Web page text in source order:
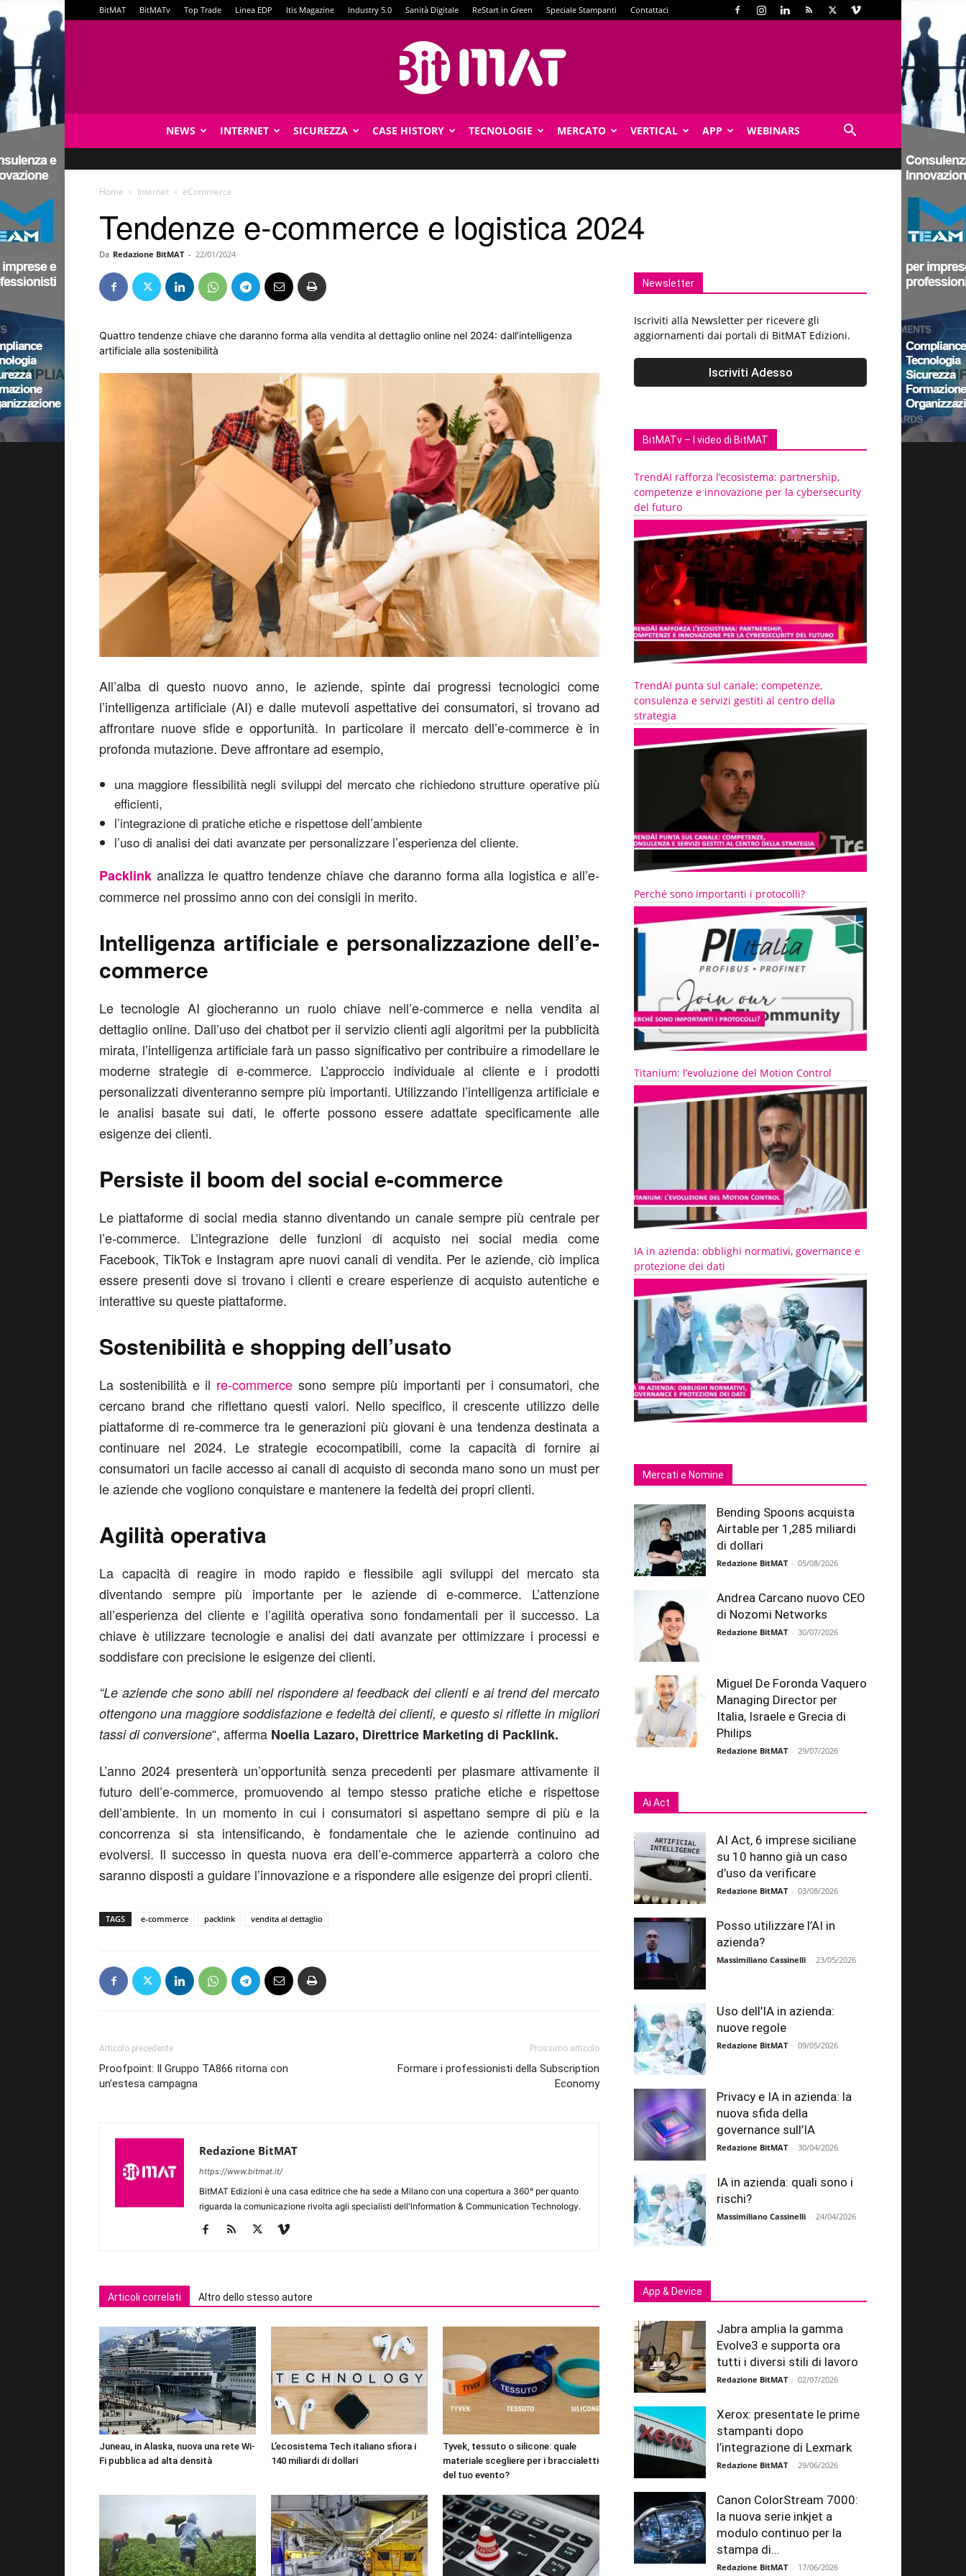
BitMAT BitMATv Top Trade Linea EDP Itis Magazine Industry 5.0 Sanità Digitale ReStart in Green Speciale Stampanti Contattaci
NEWS INTERNET SICUREZZA CASE HISTORY TECNOLOGIE MERCATO VERTICAL APP WEBINARS
Home Internet eCommerce
Tendenze e-commerce e logistica 2024
Da Redazione BitMAT - 22/01/2024
Quattro tendenze chiave che daranno forma alla vendita al dettaglio online nel 2024: dall’intelligenza
artificiale alla sostenibilità
All’alba di questo nuovo anno, le aziende, spinte dai progressi tecnologici come
l’intelligenza artificiale (AI) e dalle mutevoli aspettative dei consumatori, si trovano ad
affrontare nuove sfide e opportunità. In particolare il mercato dell’e-commerce è in
profonda mutazione. Deve affrontare ad esempio,
una maggiore flessibilità negli sviluppi del mercato che richiedono strutture operative più
efficienti,
l’integrazione di pratiche etiche e rispettose dell’ambiente
l’uso di analisi dei dati avanzate per personalizzare l’esperienza del cliente.
Packlink analizza le quattro tendenze chiave che daranno forma alla logistica e all’e-
commerce nel prossimo anno con dei consigli in merito.
Intelligenza artificiale e personalizzazione dell’e-
commerce
Le tecnologie AI giocheranno un ruolo chiave nell’e-commerce e nella vendita al
dettaglio online. Dall’uso dei chatbot per il servizio clienti agli algoritmi per la pubblicità
mirata, l’intelligenza artificiale farà un passo significativo per contribuire a rimodellare le
moderne strategie di e-commerce. L’approccio individuale al cliente e i prodotti
personalizzati diventeranno sempre più importanti. Utilizzando l’intelligenza artificiale e
le analisi basate sui dati, le offerte possono essere adattate specificamente alle
esigenze dei clienti.
Persiste il boom del social e-commerce
Le piattaforme di social media stanno diventando un canale sempre più centrale per
l’e-commerce. L’integrazione delle funzioni di acquisto nei social media come
Facebook, TikTok e Instagram apre nuovi canali di vendita. Per le aziende, ciò implica
essere presenti dove si trovano i clienti e creare esperienze di acquisto autentiche e
interattive su queste piattaforme.
Sostenibilità e shopping dell’usato
La sostenibilità e il re-commerce sono sempre più importanti per i consumatori, che
cercano brand che riflettano questi valori. Nello specifico, il crescente utilizzo delle
piattaforme di re-commerce tra le generazioni più giovani è una tendenza destinata a
continuare nel 2024. Le strategie ecocompatibili, come la capacità di fornire ai
consumatori un facile accesso ai canali di acquisto di seconda mano sono un must per
le aziende che vogliono conquistare e mantenere la fedeltà dei propri clienti.
Agilità operativa
La capacità di reagire in modo rapido e flessibile agli sviluppi del mercato sta
diventando sempre più importante per le aziende di e-commerce. L’attenzione
all’esperienza del cliente e l’agilità operativa sono fondamentali per il successo. La
chiave è utilizzare tecnologie e analisi dei dati avanzate per ottimizzare i processi e
soddisfare con precisione le esigenze dei clienti.
“Le aziende che sono abili nel rispondere al feedback dei clienti e ai trend del mercato
ottengono una maggiore soddisfazione e fedeltà dei clienti, e questo si riflette in migliori
tassi di conversione“, afferma Noelia Lazaro, Direttrice Marketing di Packlink.
L’anno 2024 presenterà un’opportunità senza precedenti per plasmare attivamente il
futuro dell’e-commerce, promuovendo al tempo stesso pratiche etiche e rispettose
dell’ambiente. In un momento in cui i consumatori si aspettano sempre di più e la
concorrenza si sta intensificando, è fondamentale che le aziende continuino ad
evolversi. Il successo in questa nuova era dell’e-commerce apparterrà a coloro che
saranno disposti a guidare l’innovazione e a rispondere alle esigenze dei propri clienti.
TAGS e-commerce packlink vendita al dettaglio
Articolo precedente
Proofpoint: Il Gruppo TA866 ritorna con
un’estesa campagna
Prossimo articolo
Formare i professionisti della Subscription
Economy
Redazione BitMAT
https://www.bitmat.it/
BitMAT Edizioni è una casa editrice che ha sede a Milano con una copertura a 360° per quanto
riguarda la comunicazione rivolta agli specialisti dell'lnformation & Communication Technology.
Articoli correlati Altro dello stesso autore
Juneau, in Alaska, nuova una rete Wi-
Fi pubblica ad alta densità
L’ecosistema Tech italiano sfiora i
140 miliardi di dollari
Tyvek, tessuto o silicone: quale
materiale scegliere per i braccialetti
del tuo evento?
Newsletter
Iscriviti alla Newsletter per ricevere gli
aggiornamenti dai portali di BitMAT Edizioni.
BitMATv – I video di BitMAT
TrendAI rafforza l’ecosistema: partnership,
competenze e innovazione per la cybersecurity
del futuro
TrendAI punta sul canale: competenze,
consulenza e servizi gestiti al centro della
strategia
Perché sono importanti i protocolli?
Titanium: l’evoluzione del Motion Control
IA in azienda: obblighi normativi, governance e
protezione dei dati
Mercati e Nomine
Bending Spoons acquista
Airtable per 1,285 miliardi
di dollari
Redazione BitMAT - 05/08/2026
Andrea Carcano nuovo CEO
di Nozomi Networks
Redazione BitMAT - 30/07/2026
Miguel De Foronda Vaquero
Managing Director per
Italia, Israele e Grecia di
Philips
Redazione BitMAT - 29/07/2026
Ai Act
AI Act, 6 imprese siciliane
su 10 hanno già un caso
d’uso da verificare
Redazione BitMAT - 03/08/2026
Posso utilizzare l’AI in
azienda?
Massimiliano Cassinelli - 23/05/2026
Uso dell’IA in azienda:
nuove regole
Redazione BitMAT - 09/05/2026
Privacy e IA in azienda: la
nuova sfida della
governance sull’IA
Redazione BitMAT - 30/04/2026
IA in azienda: quali sono i
rischi?
Massimiliano Cassinelli - 24/04/2026
App & Device
Jabra amplia la gamma
Evolve3 e supporta ora
tutti i diversi stili di lavoro
Redazione BitMAT - 02/07/2026
Xerox: presentate le prime
stampanti dopo
l’integrazione di Lexmark
Redazione BitMAT - 29/06/2026
Canon ColorStream 7000:
la nuova serie inkjet a
modulo continuo per la
stampa di...
Redazione BitMAT - 17/06/2026